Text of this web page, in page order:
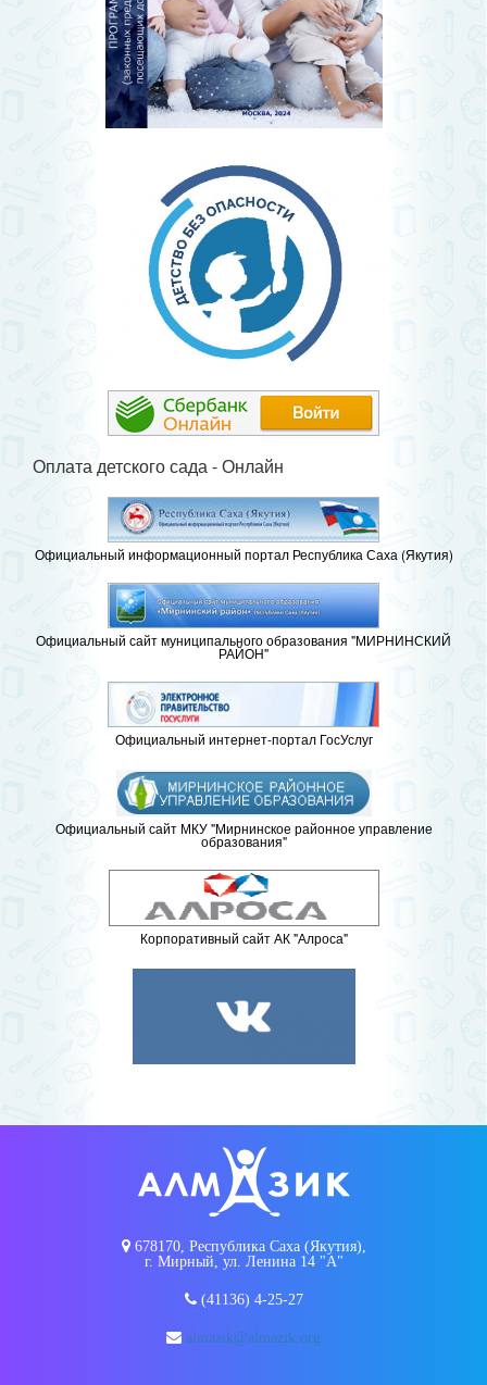
Оплата детского сада - Онлайн
Официальный информационный портал Республика Саха (Якутия)
Официальный сайт муниципального образования "МИРНИНСКИЙ
РАЙОН"
Официальный интернет-портал ГосУслуг
Официальный сайт МКУ "Мирнинское районное управление
образования"
Корпоративный сайт АК "Алроса"
678170, Республика Саха (Якутия),
г. Мирный, ул. Ленина 14 "А"
(41136) 4-25-27
almazik@almazik.org